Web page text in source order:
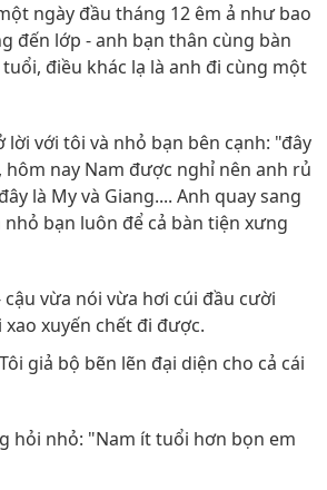
ngày đầu tháng 12 êm ả như bao
đến lớp - anh bạn thân cùng bàn
điều khác lạ là anh đi cùng một
lời với tôi và nhỏ bạn bên cạnh: "đây
hôm nay Nam được nghỉ nên anh rủ
là My và Giang.... Anh quay sang
bạn luôn để cả bàn tiện xưng
cậu vừa nói vừa hơi cúi đầu cười
xuyến chết đi được.
giả bộ bẽn lẽn đại diện cho cả cái
hỏi nhỏ: "Nam ít tuổi hơn bọn em